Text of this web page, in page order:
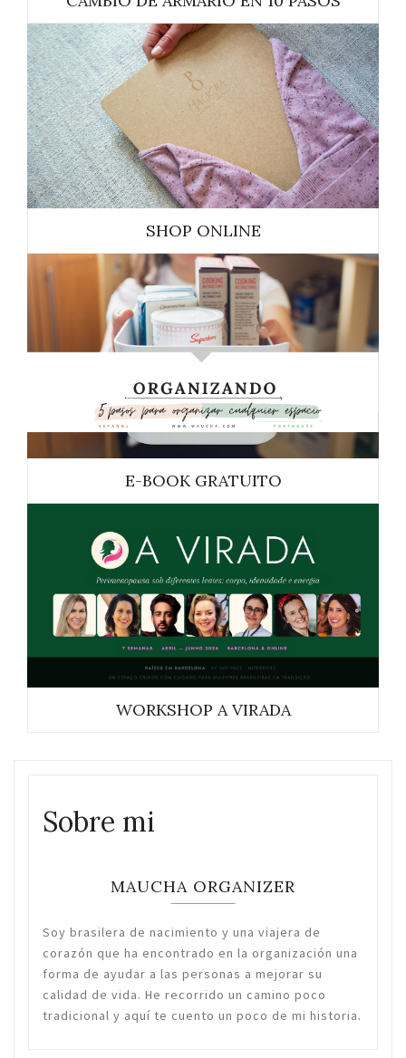
SHOP ONLINE
E-BOOK GRATUITO
WORKSHOP A VIRADA
Sobre mi
MAUCHA ORGANIZER
Soy brasilera de nacimiento y una viajera de
corazón que ha encontrado en la organización una
forma de ayudar a las personas a mejorar su
calidad de vida. He recorrido un camino poco
tradicional y aquí te cuento un poco de mi historia.